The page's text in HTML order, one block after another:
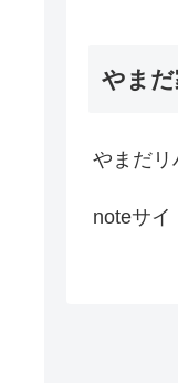
やまだ
やまだリ
noteサイ